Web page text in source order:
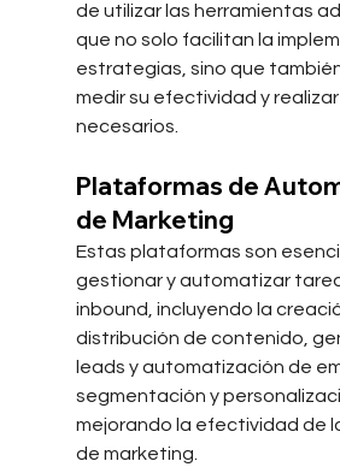
de utilizar las herramientas
que no solo facilitan la
estrategias, sino que
medir su efectividad y
necesarios.
Plataformas de
de Marketing
Estas plataformas son
gestionar y automatizar
inbound, incluyendo la
distribución de contenido,
leads y automatización de
segmentación y
mejorando la efectividad de
de marketing.